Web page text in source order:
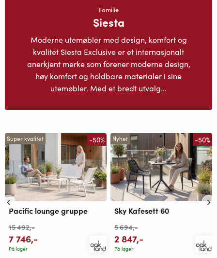
Familie
Siesta
Moderne utemøbler med design, komfort og
kvalitet Siesta Exclusive er et internasjonalt
anerkjent merke som forener moderne design,
høy komfort og holdbare materialer i sine
utemøbler. Med et bredt utvalg...
Super kvalitet -50%
Pacific lounge gruppe
15 492,-
7 746,-
På lager
Nyhet -50%
Sky Kafesett 60
5 694,-
2 847,-
På lager